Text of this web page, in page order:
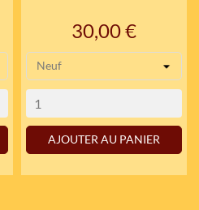
Prix
30,00 €
AJOUTER AU PANIER